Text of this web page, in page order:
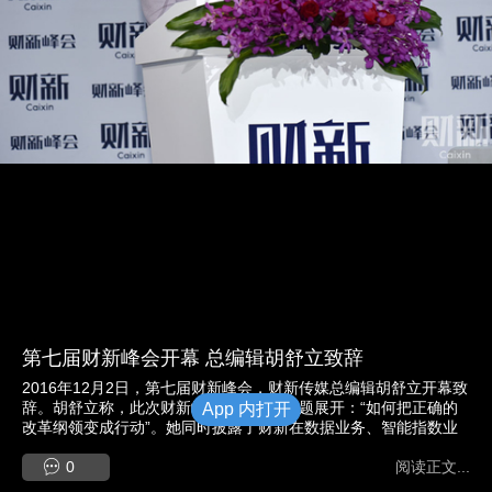
第七届财新峰会开幕 总编辑胡舒立致辞
2016年12月2日，第七届财新峰会，财新传媒总编辑胡舒立开幕致
辞。胡舒立称，此次财新峰会围绕一个主题展开：“如何把正确的
改革纲领变成行动”。她同时披露了财新在数据业务、智能指数业
0
阅读正文...
App 内打开